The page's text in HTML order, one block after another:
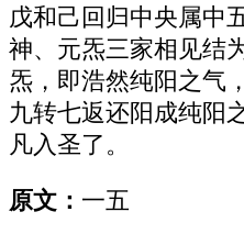
戊和己回归中央属中
神、元炁三家相见结
炁，即浩然纯阳之气
九转七返还阳成纯阳
凡入圣了。
原文： 一五